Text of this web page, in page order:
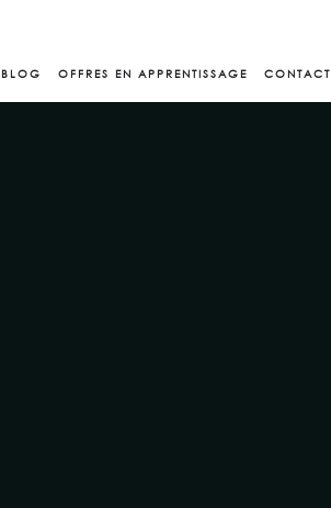
BLOG OFFRES EN APPRENTISSAGE CONTACT